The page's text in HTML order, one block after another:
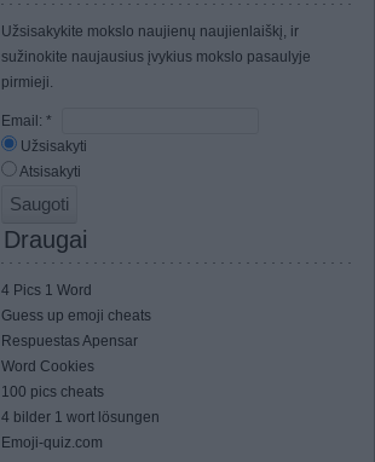
Užsisakykite mokslo naujienų naujienlaiškį, ir
sužinokite naujausius įvykius mokslo pasaulyje
pirmieji.
Email: *
Užsisakyti
Atsisakyti
Draugai
4 Pics 1 Word
Guess up emoji cheats
Respuestas Apensar
Word Cookies
100 pics cheats
4 bilder 1 wort lösungen
Emoji-quiz.com